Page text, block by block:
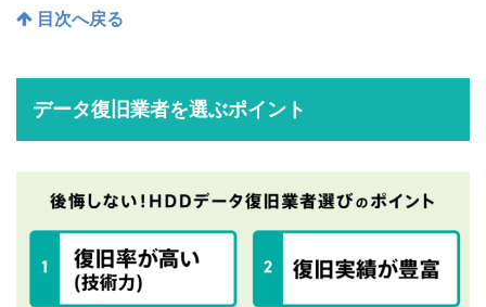
目次へ戻る
データ復旧業者を選ぶポイント